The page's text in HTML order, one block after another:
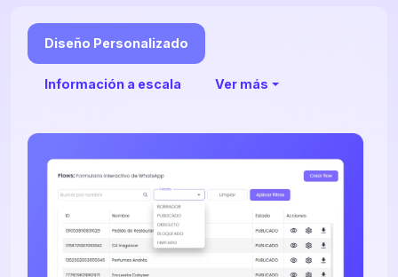
Diseño Personalizado
Información a escala Ver más